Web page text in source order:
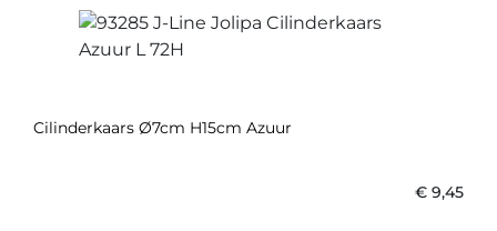
Cilinderkaars Ø7cm H15cm Azuur
€ 9,45